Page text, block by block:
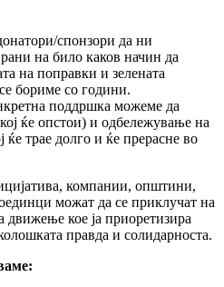
спонзори да ни
на било каков начин да
на поправки и зелената
бориме со години.
поддршка можеме да
ќе опстои) и одбележување на
трае долго и ќе прерасне во
компании, општини,
можат да се приклучат на
кое ја приоретизира
правда и солидарноста.